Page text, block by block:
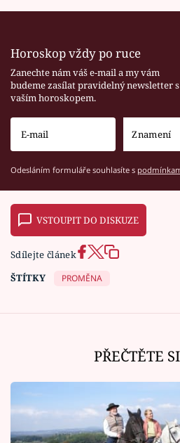
Horoskop vždy po ruce
Zanechte nám váš e-mail a my vám
budeme zasílat pravidelný newsletter s
vaším horoskopem.
Odesláním formuláře souhlasíte s
VSTOUPIT DO DISKUZE
Sdílejte článek
ŠTÍTKY
PROMĚNA
PŘEČTĚTE